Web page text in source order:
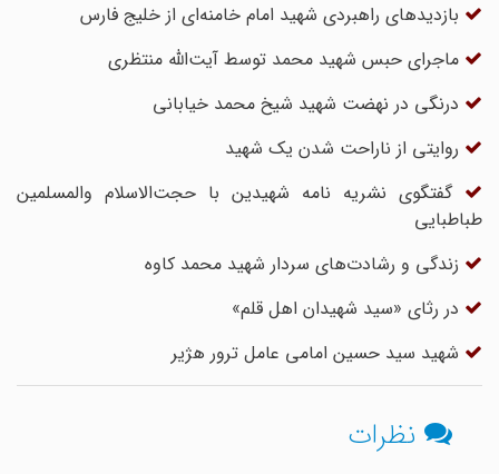
بازدیدهای راهبردی شهید امام خامنه‌ای از خلیج فارس
ماجرای حبس شهید محمد توسط آیت‌الله منتظری
درنگی در نهضت شهید شیخ محمد خیابانی
روایتی از ناراحت شدن یک شهید
گفتگوی نشریه نامه شهیدین با حجت‌الاسلام والمسلمین
طباطبایی
زندگی و رشادت‌های سردار شهید محمد کاوه
در رثای «سید شهیدان اهل قلم»
شهید سید حسین امامی عامل ترور هژیر
نظرات